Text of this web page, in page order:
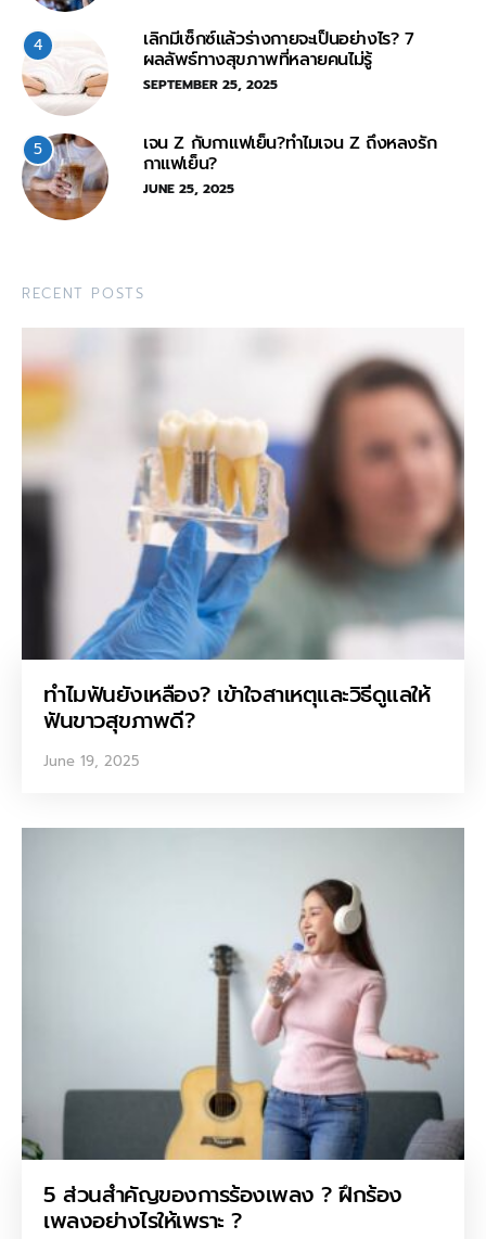
4 เลิกมีเซ็กซ์แล้วร่างกายจะเป็นอย่างไร? 7
ผลลัพธ์ทางสุขภาพที่หลายคนไม่รู้
SEPTEMBER 25, 2025
5 เจน Z กับกาแฟเย็น?ทำไมเจน Z ถึงหลงรัก
กาแฟเย็น?
JUNE 25, 2025
RECENT POSTS
ทำไมฟันยังเหลือง? เข้าใจสาเหตุและวิธีดูแลให้
ฟันขาวสุขภาพดี?
June 19, 2025
5 ส่วนสำคัญของการร้องเพลง ? ฝึกร้อง
เพลงอย่างไรให้เพราะ ?